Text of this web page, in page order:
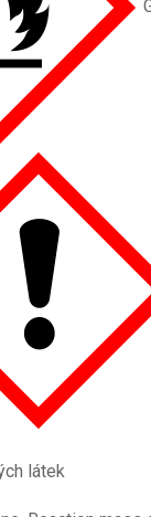
látek